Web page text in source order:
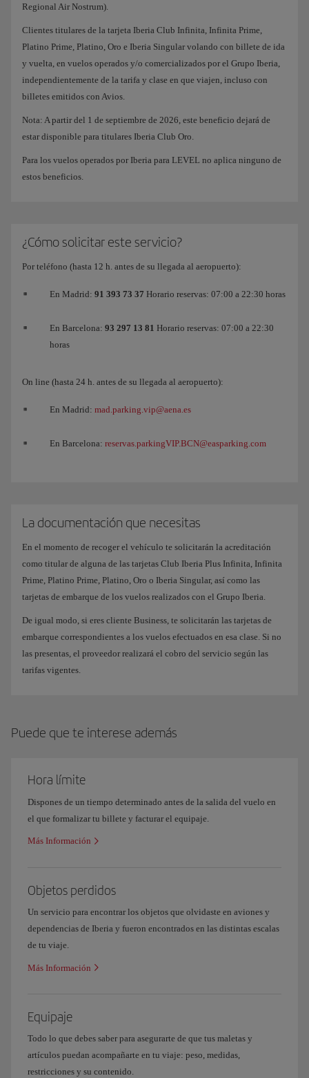
Regional Air Nostrum).
Clientes titulares de la tarjeta Iberia Club Infinita, Infinita Prime,
Platino Prime, Platino, Oro e Iberia Singular volando con billete de ida
y vuelta, en vuelos operados y/o comercializados por el Grupo Iberia,
independientemente de la tarifa y clase en que viajen, incluso con
billetes emitidos con Avios.
Nota: A partir del 1 de septiembre de 2026, este beneficio dejará de
estar disponible para titulares Iberia Club Oro.
Para los vuelos operados por Iberia para LEVEL no aplica ninguno de
estos beneficios.
¿Cómo solicitar este servicio?
Por teléfono (hasta 12 h. antes de su llegada al aeropuerto):
En Madrid: 91 393 73 37 Horario reservas: 07:00 a 22:30 horas
En Barcelona: 93 297 13 81 Horario reservas: 07:00 a 22:30
horas
On line (hasta 24 h. antes de su llegada al aeropuerto):
En Madrid: mad.parking.vip@aena.es
En Barcelona: reservas.parkingVIP.BCN@easparking.com
La documentación que necesitas
En el momento de recoger el vehículo te solicitarán la acreditación
como titular de alguna de las tarjetas Club Iberia Plus Infinita, Infinita
Prime, Platino Prime, Platino, Oro o Iberia Singular, así como las
tarjetas de embarque de los vuelos realizados con el Grupo Iberia.
De igual modo, si eres cliente Business, te solicitarán las tarjetas de
embarque correspondientes a los vuelos efectuados en esa clase. Si no
las presentas, el proveedor realizará el cobro del servicio según las
tarifas vigentes.
Puede que te interese además
Hora límite
Dispones de un tiempo determinado antes de la salida del vuelo en
el que formalizar tu billete y facturar el equipaje.
Más Información
Objetos perdidos
Un servicio para encontrar los objetos que olvidaste en aviones y
dependencias de Iberia y fueron encontrados en las distintas escalas
de tu viaje.
Más Información
Equipaje
Todo lo que debes saber para asegurarte de que tus maletas y
artículos puedan acompañarte en tu viaje: peso, medidas,
restricciones y su contenido.